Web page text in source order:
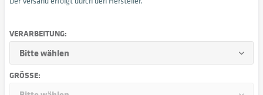
VERARBEITUNG:
GRÖSSE: